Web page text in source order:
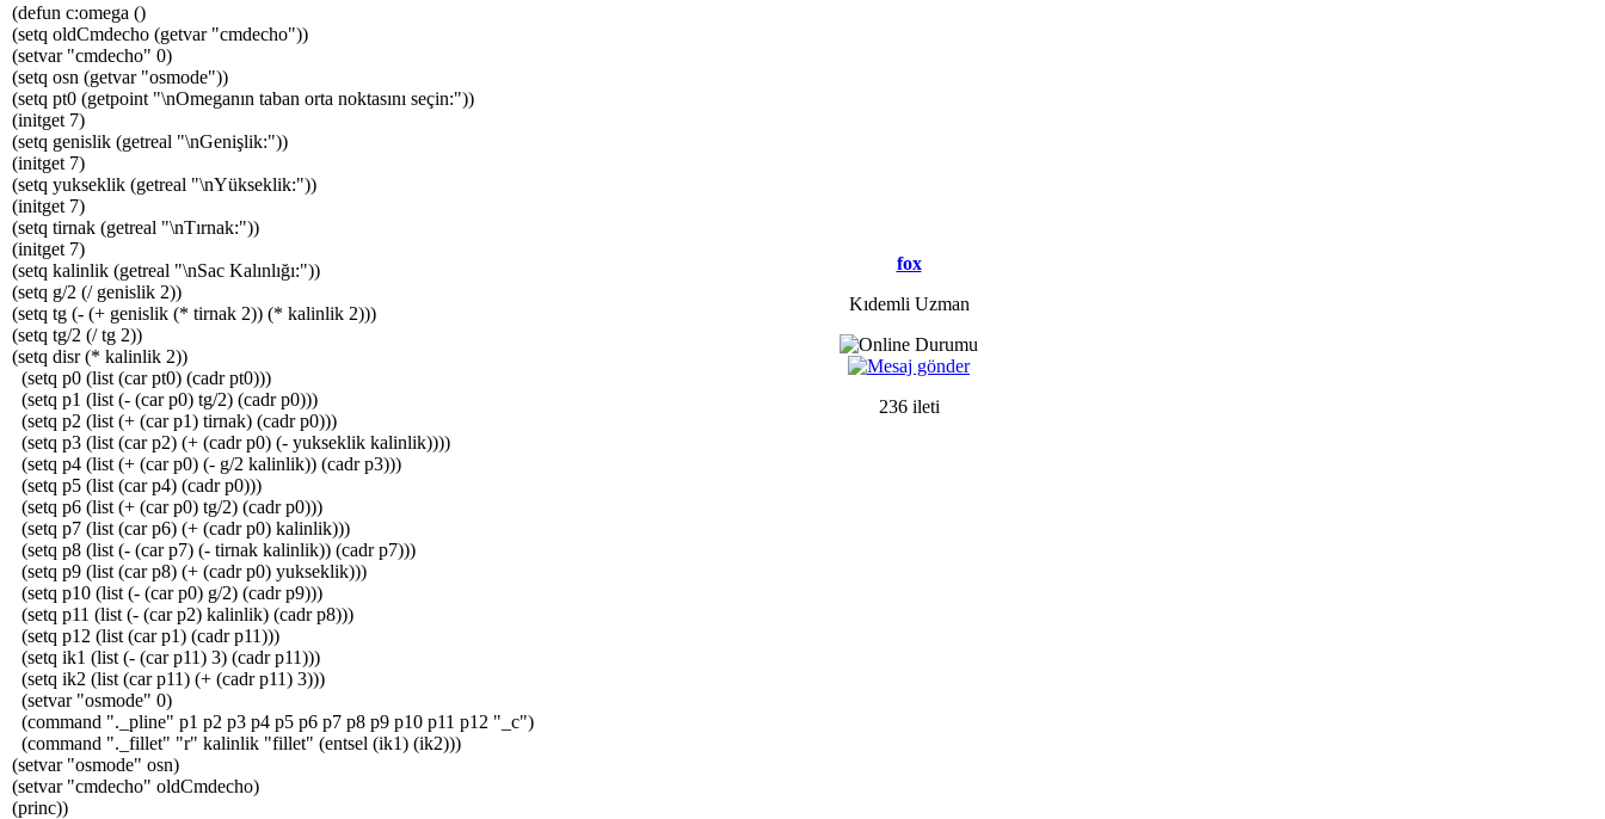
fox
Kıdemli Uzman
236 ileti
(defun c:omega ()
(setq oldCmdecho (getvar "cmdecho"))
(setvar "cmdecho" 0)
(setq osn (getvar "osmode"))
(setq pt0 (getpoint "\nOmeganın taban orta noktasını seçin:"))
(initget 7)
(setq genislik (getreal "\nGenişlik:"))
(initget 7)
(setq yukseklik (getreal "\nYükseklik:"))
(initget 7)
(setq tirnak (getreal "\nTırnak:"))
(initget 7)
(setq kalinlik (getreal "\nSac Kalınlığı:"))
(setq g/2 (/ genislik 2))
(setq tg (- (+ genislik (* tirnak 2)) (* kalinlik 2)))
(setq tg/2 (/ tg 2))
(setq disr (* kalinlik 2))
(setq p0 (list (car pt0) (cadr pt0)))
(setq p1 (list (- (car p0) tg/2) (cadr p0)))
(setq p2 (list (+ (car p1) tirnak) (cadr p0)))
(setq p3 (list (car p2) (+ (cadr p0) (- yukseklik kalinlik))))
(setq p4 (list (+ (car p0) (- g/2 kalinlik)) (cadr p3)))
(setq p5 (list (car p4) (cadr p0)))
(setq p6 (list (+ (car p0) tg/2) (cadr p0)))
(setq p7 (list (car p6) (+ (cadr p0) kalinlik)))
(setq p8 (list (- (car p7) (- tirnak kalinlik)) (cadr p7)))
(setq p9 (list (car p8) (+ (cadr p0) yukseklik)))
(setq p10 (list (- (car p0) g/2) (cadr p9)))
(setq p11 (list (- (car p2) kalinlik) (cadr p8)))
(setq p12 (list (car p1) (cadr p11)))
(setq ik1 (list (- (car p11) 3) (cadr p11)))
(setq ik2 (list (car p11) (+ (cadr p11) 3)))
(setvar "osmode" 0)
(command "._pline" p1 p2 p3 p4 p5 p6 p7 p8 p9 p10 p11 p12 "_c")
(command "._fillet" "r" kalinlik "fillet" (entsel (ik1) (ik2)))
(setvar "osmode" osn)
(setvar "cmdecho" oldCmdecho)
(princ))